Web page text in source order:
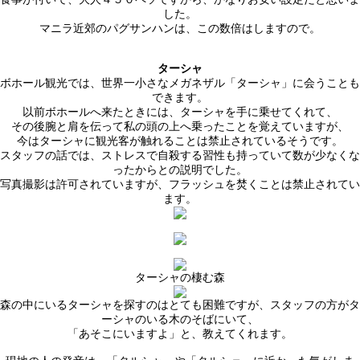
した。
マニラ近郊のパグサンハンは、この数倍はしますので。
ターシャ
ボホール観光では、世界一小さなメガネザル「ターシャ」に会うことも
できます。
以前ボホールへ来たときには、ターシャを手に乗せてくれて、
その後腕と肩を伝って私の頭の上へ乗ったことを覚えていますが、
今はターシャに観光客が触れることは禁止されているそうです。
スタッフの話では、ストレスで自殺する習性も持っていて数が少なくな
ったからとの説明でした。
写真撮影は許可されていますが、フラッシュを焚くことは禁止されてい
ます。
ターシャの棲む森
森の中にいるターシャを探すのはとても困難ですが、スタッフの方がタ
ーシャのいる木のそばにいて、
「あそこにいますよ」と、教えてくれます。